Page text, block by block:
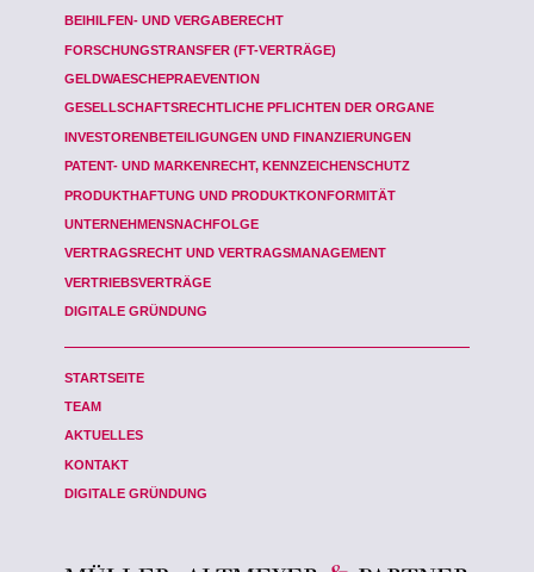
BEIHILFEN- UND VERGABERECHT
FORSCHUNGSTRANSFER (FT-VERTRÄGE)
GELDWAESCHEPRAEVENTION
GESELLSCHAFTSRECHTLICHE PFLICHTEN DER ORGANE
INVESTORENBETEILIGUNGEN UND FINANZIERUNGEN
PATENT- UND MARKENRECHT, KENNZEICHENSCHUTZ
PRODUKTHAFTUNG UND PRODUKTKONFORMITÄT
UNTERNEHMENSNACHFOLGE
VERTRAGSRECHT UND VERTRAGSMANAGEMENT
VERTRIEBSVERTRÄGE
DIGITALE GRÜNDUNG
STARTSEITE
TEAM
AKTUELLES
KONTAKT
DIGITALE GRÜNDUNG